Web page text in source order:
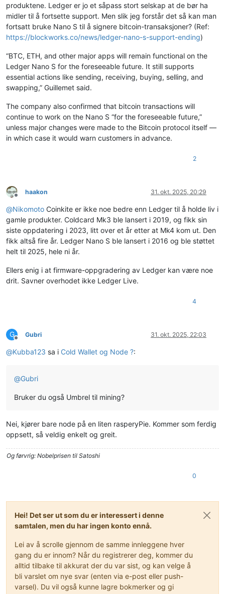
produktene. Ledger er jo et såpass stort selskap at de bør ha
midler til å fortsette support. Men slik jeg forstår det så kan man
fortsatt bruke Nano S til å signere bitcoin-transaksjoner? (Ref:
https://blockworks.co/news/ledger-nano-s-support-ending)
“BTC, ETH, and other major apps will remain functional on the
Ledger Nano S for the foreseeable future. It still supports
essential actions like sending, receiving, buying, selling, and
swapping,” Guillemet said.
The company also confirmed that bitcoin transactions will
continue to work on the Nano S “for the foreseeable future,”
unless major changes were made to the Bitcoin protocol itself —
in which case it would warn customers in advance.
2
Frakoblet
haakon 31. okt. 2025, 20:29
@Nikomoto Coinkite er ikke noe bedre enn Ledger til å holde liv i
gamle produkter. Coldcard Mk3 ble lansert i 2019, og fikk sin
siste oppdatering i 2023, litt over et år etter at Mk4 kom ut. Den
fikk altså fire år. Ledger Nano S ble lansert i 2016 og ble støttet
helt til 2025, hele ni år.
Ellers enig i at firmware-oppgradering av Ledger kan være noe
drit. Savner overhodet ikke Ledger Live.
4
G
Frakoblet
Gubri 31. okt. 2025, 22:03
@Kubba123 sa i Cold Wallet og Node ?:
@Gubri
Bruker du også Umbrel til mining?
Nei, kjører bare node på en liten rasperyPie. Kommer som ferdig
oppsett, så veldig enkelt og greit.
Og førvrig: Nobelprisen til Satoshi
0
Hei! Det ser ut som du er interessert i denne
samtalen, men du har ingen konto ennå.
Lei av å scrolle gjennom de samme innleggene hver
gang du er innom? Når du registrerer deg, kommer du
alltid tilbake til akkurat der du var sist, og kan velge å
bli varslet om nye svar (enten via e-post eller push-
varsel). Du vil også kunne lagre bokmerker og gi